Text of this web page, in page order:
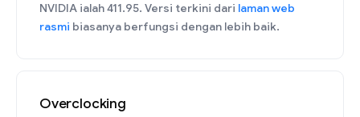
NVIDIA ialah 411.95. Versi terkini dari laman web
rasmi biasanya berfungsi dengan lebih baik.
Overclocking